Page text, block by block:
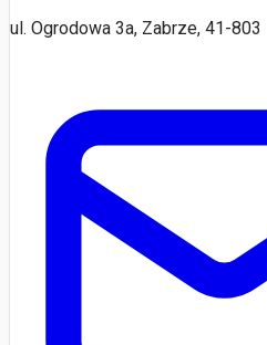
ul. Ogrodowa 3a, Zabrze, 41-803